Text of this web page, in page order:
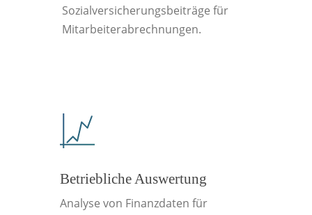
Sozialversicherungsbeiträge für
Mitarbeiterabrechnungen.
Betriebliche Auswertung
Analyse von Finanzdaten für